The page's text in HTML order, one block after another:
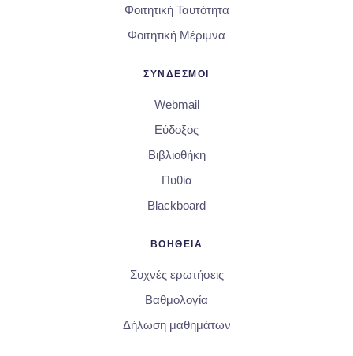
Φοιτητική Ταυτότητα
Φοιτητική Μέριμνα
ΣΥΝΔΕΣΜΟΙ
Webmail
Εύδοξος
Βιβλιοθήκη
Πυθία
Blackboard
ΒΟΗΘΕΙΑ
Συχνές ερωτήσεις
Βαθμολογία
Δήλωση μαθημάτων